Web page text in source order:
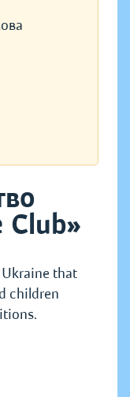
Club»
that
children